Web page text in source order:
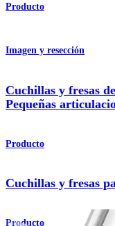
Producto
Imagen y resección
Cuchillas y fresas
Pequeñas
Producto
Cuchillas y fresas
Producto